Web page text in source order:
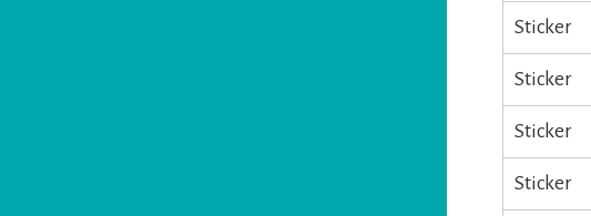
Sticker
Sticker
Sticker
Sticker